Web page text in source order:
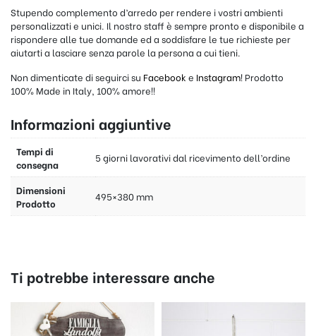
Stupendo complemento d’arredo per rendere i vostri ambienti
personalizzati e unici. Il nostro staff è sempre pronto e disponibile a
rispondere alle tue domande ed a soddisfare le tue richieste per
aiutarti a lasciare senza parole la persona a cui tieni.
Non dimenticate di seguirci su Facebook e Instagram! Prodotto
100% Made in Italy, 100% amore!!
Informazioni aggiuntive
Tempi di
consegna
5 giorni lavorativi dal ricevimento dell’ordine
Dimensioni
Prodotto
495×380 mm
Ti potrebbe interessare anche